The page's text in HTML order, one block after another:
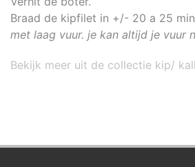
Braad de kipfilet in +/- 20 a 25
met laag vuur. je kan altijd je vuur
Bekijk meer uit de collectie kip/